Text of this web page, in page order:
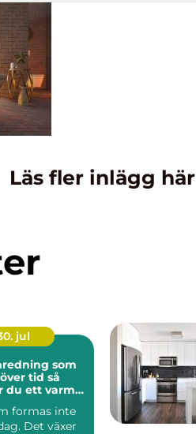
Läs fler inlägg här
jul
som
tid så
du ett varmt
formas inte
Det växer